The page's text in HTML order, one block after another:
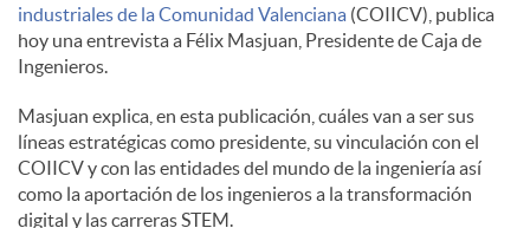
n
t
e
industriales de la Comunidad Valenciana (COIICV), publica
hoy una entrevista a Félix Masjuan, Presidente de Caja de
Ingenieros.
Masjuan explica, en esta publicación, cuáles van a ser sus
líneas estratégicas como presidente, su vinculación con el
COIICV y con las entidades del mundo de la ingeniería así
como la aportación de los ingenieros a la transformación
digital y las carreras STEM.